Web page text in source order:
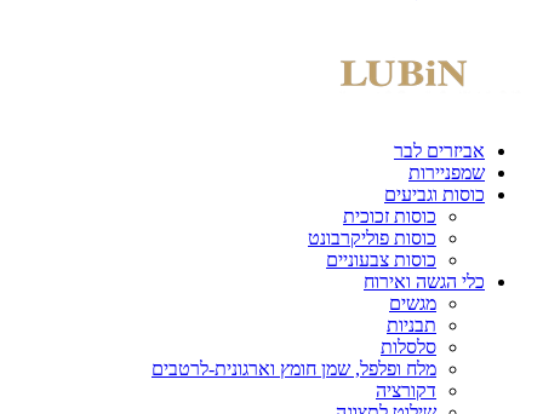
אביזרים לבר
שמפניירות
כוסות וגביעים
כוסות זכוכית
כוסות פוליקרבונט
כוסות צבעוניים
כלי הגשה ואירוח
מגשים
תבניות
סלסלות
מלח ופלפל, שמן חומץ וארגונית-לרטבים
דקורציה